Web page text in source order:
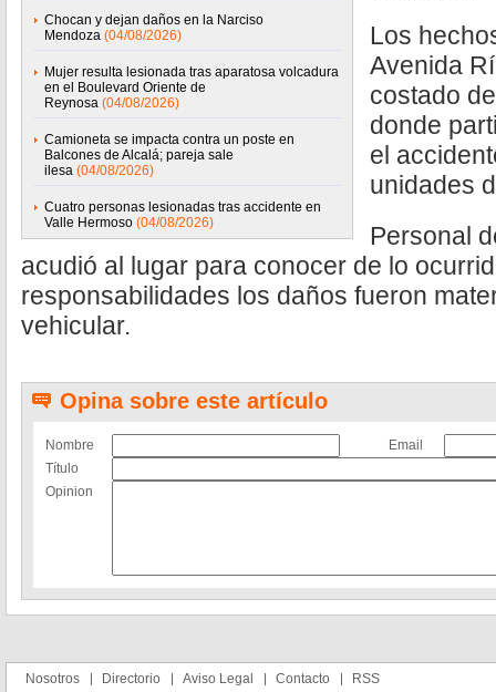
Chocan y dejan daños en la Narciso
Mendoza (04/08/2026)
Mujer resulta lesionada tras aparatosa volcadura
en el Boulevard Oriente de
Reynosa (04/08/2026)
Camioneta se impacta contra un poste en
Balcones de Alcalá; pareja sale
ilesa (04/08/2026)
Cuatro personas lesionadas tras accidente en
Valle Hermoso (04/08/2026)
Los
Avenida
costado
donde
el
unidades
Personal
acudió al lugar para conocer de lo
responsabilidades los daños fueron
vehicular.
Opina sobre este artículo
Nombre
Email
Título
Opinion
Nosotros Directorio Aviso Legal Contacto RSS